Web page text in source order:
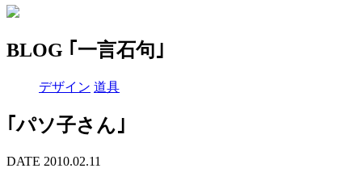
BLOG ｢一言石句｣
デザイン 道具
｢パソ子さん｣
DATE 2010.02.11